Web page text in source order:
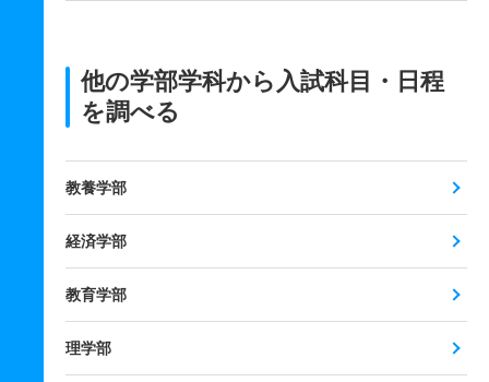
他の学部学科から入試科目・日程
を調べる
教養学部
経済学部
教育学部
理学部